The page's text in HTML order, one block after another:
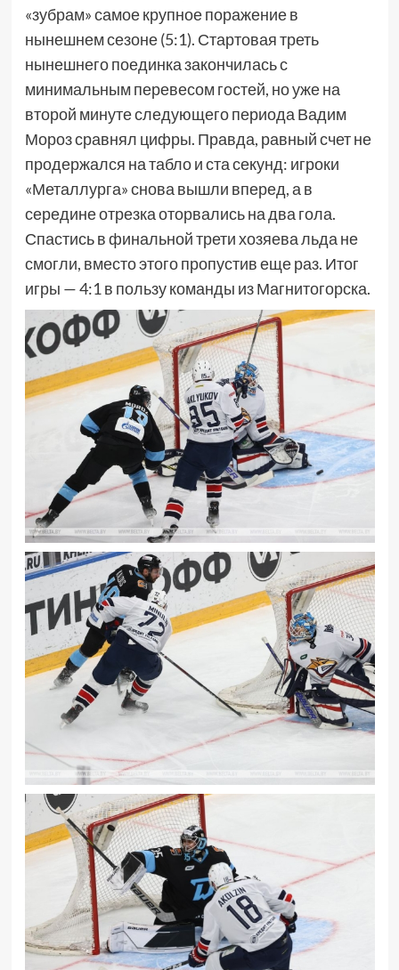
«зубрам» самое крупное поражение в
нынешнем сезоне (5:1). Стартовая треть
нынешнего поединка закончилась с
минимальным перевесом гостей, но уже на
второй минуте следующего периода Вадим
Мороз сравнял цифры. Правда, равный счет не
продержался на табло и ста секунд: игроки
«Металлурга» снова вышли вперед, а в
середине отрезка оторвались на два гола.
Спастись в финальной трети хозяева льда не
смогли, вместо этого пропустив еще раз. Итог
игры — 4:1 в пользу команды из Магнитогорска.